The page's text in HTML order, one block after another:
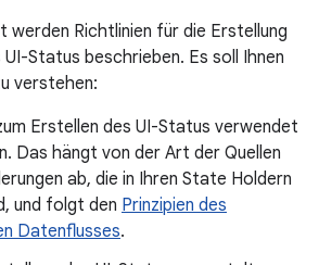
werden Richtlinien für die Erstellung
Status beschrieben. Es soll Ihnen
verstehen:
Erstellen des UI-Status verwendet
Das hängt von der Art der Quellen
ab, die in Ihren State Holdern
und folgt den Prinzipien des
Datenflusses.